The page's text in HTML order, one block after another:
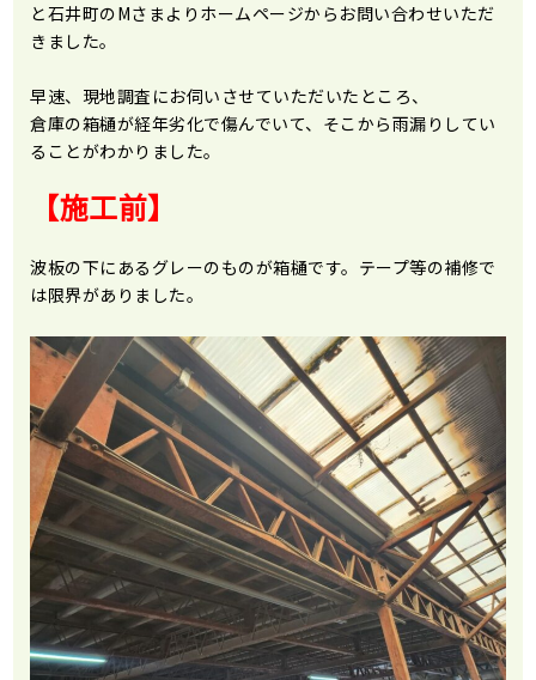
と石井町のMさまよりホームページからお問い合わせいただ
きました。
早速、現地調査にお伺いさせていただいたところ、
倉庫の箱樋が経年劣化で傷んでいて、そこから雨漏りしてい
ることがわかりました。
【施工前】
波板の下にあるグレーのものが箱樋です。テープ等の補修で
は限界がありました。